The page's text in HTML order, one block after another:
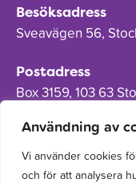
Användning av
Vi använder cookies
och för att analysera
Besöksadress
Sveavägen 56,
Postadress
Box 3159, 103 63